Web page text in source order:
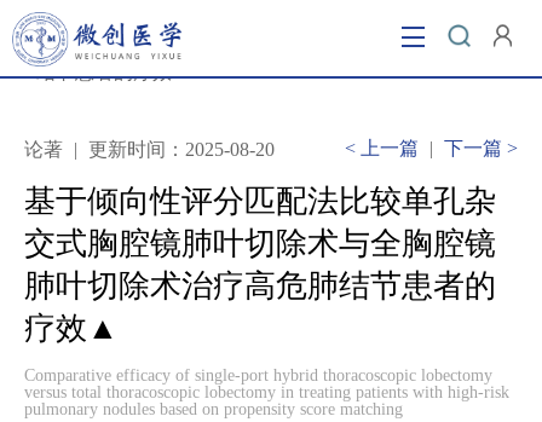
当前位置： 首页/ 基于倾向性评分匹配法比较单孔杂交
式胸腔镜肺叶切除术与全胸腔镜肺叶切除术治疗高危肺
结节患者的疗效▲
论著 | 更新时间：2025-08-20 < 上一篇 | 下一篇 >
基于倾向性评分匹配法比较单孔杂
交式胸腔镜肺叶切除术与全胸腔镜
肺叶切除术治疗高危肺结节患者的
疗效▲
Comparative efficacy of single-port hybrid thoracoscopic lobectomy
versus total thoracoscopic lobectomy in treating patients with high-risk
pulmonary nodules based on propensity score matching